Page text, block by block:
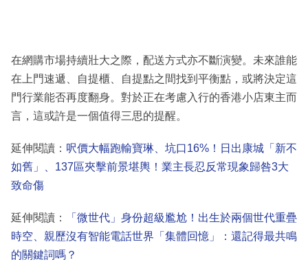
在網購市場持續壯大之際，配送方式亦不斷演變。未來誰能
在上門速遞、自提櫃、自提點之間找到平衡點，或將決定這
門行業能否再度翻身。對於正在考慮入行的香港小店東主而
言，這或許是一個值得三思的提醒。
延伸閱讀： 呎價大幅跑輸寶琳、坑口16%！日出康城「新不
如舊」、137區夾擊前景堪輿！業主長忍反常現象歸咎3大
致命傷
延伸閱讀：
「微世代」身份超級尷尬！出生於兩個世代重疊
時空、親歷沒有智能電話世界「集體回憶」：還記得最共鳴
的關鍵詞嗎？